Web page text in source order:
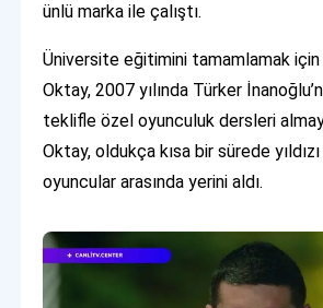
ünlü marka ile çalıştı.
Üniversite eğitimini tamamlamak
Oktay, 2007 yılında Türker
teklifle özel oyunculuk dersleri
Oktay, oldukça kısa bir sürede
oyuncular arasında yerini aldı.